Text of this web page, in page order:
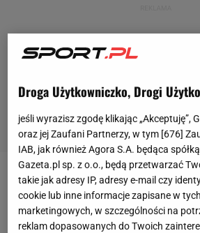
Iga Świątekprezentuje
Triumf w Rzymie był jej piątym
z rzędu. Wcześniej zwyciężała w
Droga Użytkowniczko, Drogi
jeśli wyrazisz zgodę klikając „Akceptuję”,
oraz jej Zaufani Partnerzy, w tym [676]
IAB, jak również Agora S.A. będąca
Gazeta.pl sp. z o.o., będą przetwarzać
takie jak adresy IP, adresy e-mail czy
cookie lub inne informacje zapisane w
marketingowych, w szczególności na
reklam dopasowanych do Twoich